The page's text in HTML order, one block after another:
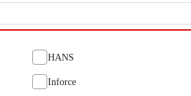
HANS
Inforce